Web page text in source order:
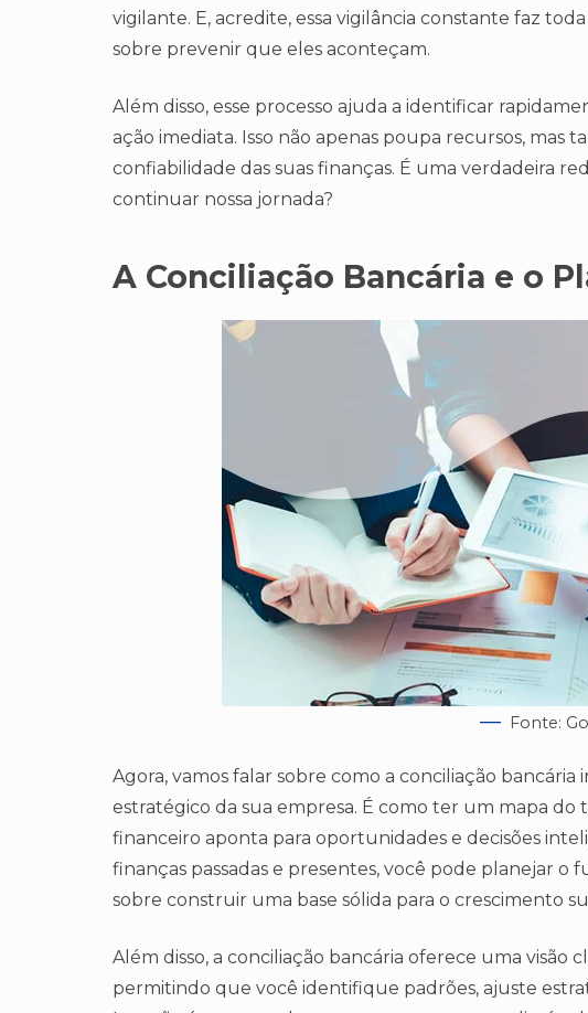
vigilante. E, acredite, essa vigilância constante faz
sobre prevenir que eles aconteçam.
Além disso, esse processo ajuda a identificar
ação imediata. Isso não apenas poupa recursos, mas
confiabilidade das suas finanças. É uma verdadeira
continuar nossa jornada?
A Conciliação Bancária e o
Fonte:
Agora, vamos falar sobre como a conciliação
estratégico da sua empresa. É como ter um mapa do
financeiro aponta para oportunidades e decisões
finanças passadas e presentes, você pode planejar o
sobre construir uma base sólida para o crescimento
Além disso, a conciliação bancária oferece uma visão
permitindo que você identifique padrões, ajuste